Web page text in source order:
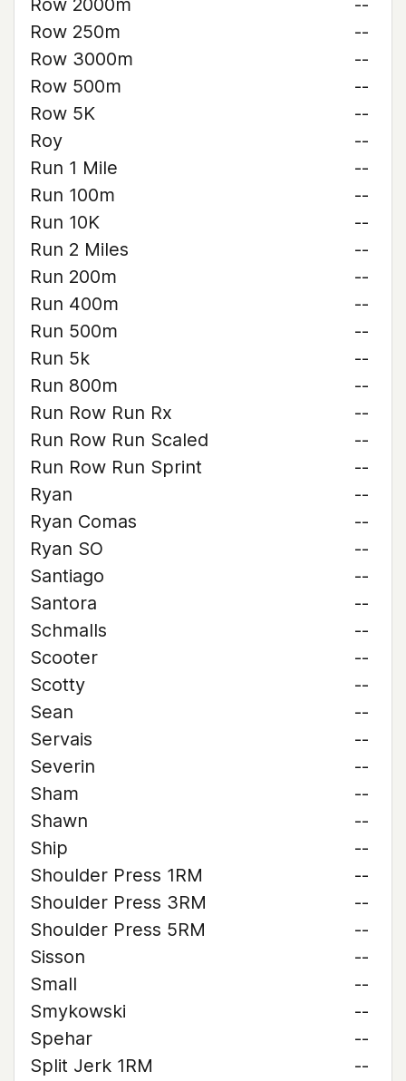
Row 2000m
--
Row 250m
--
Row 3000m
--
Row 500m
--
Row 5K
--
Roy
--
Run 1 Mile
--
Run 100m
--
Run 10K
--
Run 2 Miles
--
Run 200m
--
Run 400m
--
Run 500m
--
Run 5k
--
Run 800m
--
Run Row Run Rx
--
Run Row Run Scaled
--
Run Row Run Sprint
--
Ryan
--
Ryan Comas
--
Ryan SO
--
Santiago
--
Santora
--
Schmalls
--
Scooter
--
Scotty
--
Sean
--
Servais
--
Severin
--
Sham
--
Shawn
--
Ship
--
Shoulder Press 1RM
--
Shoulder Press 3RM
--
Shoulder Press 5RM
--
Sisson
--
Small
--
Smykowski
--
Spehar
--
Split Jerk 1RM
--